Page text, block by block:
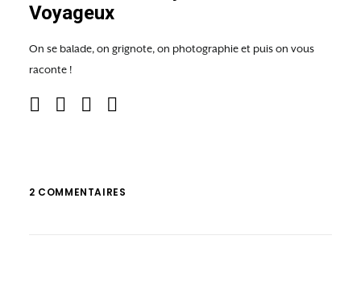
Voyageux
On se balade, on grignote, on photographie et puis on vous
raconte !
2 COMMENTAIRES